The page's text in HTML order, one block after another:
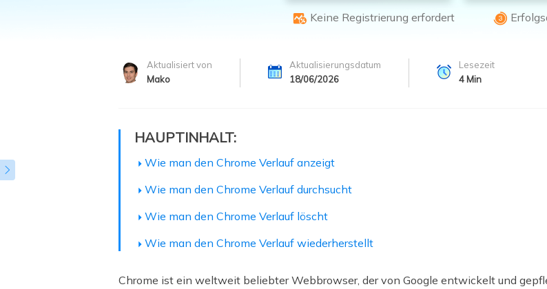
Weitere Wiederherstellungsprodukte
Exchange Recovery
EDB-Datei wiederherstellen & reparieren
MS SQL Recovery
MS SQL-Datenbank wiederherstellen
 Keine Registrierung erfordert 

Aktualisiert von
Mako
Aktualisierungsdatum
18/06/2026
Lesezeit
4 Min
HAUPTINHALT:
Wie man den Chrome Verlauf anzeigt
Wie man den Chrome Verlauf durchsucht
Wie man den Chrome Verlauf löscht
Wie man den Chrome Verlauf wiederherstellt
Chrome ist ein weltweit beliebter Webbrowser, der von Google entwickelt und